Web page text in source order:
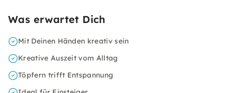
Was erwartet Dich
Mit Deinen Händen kreativ sein
Kreative Auszeit vom Alltag
Töpfern trifft Entspannung